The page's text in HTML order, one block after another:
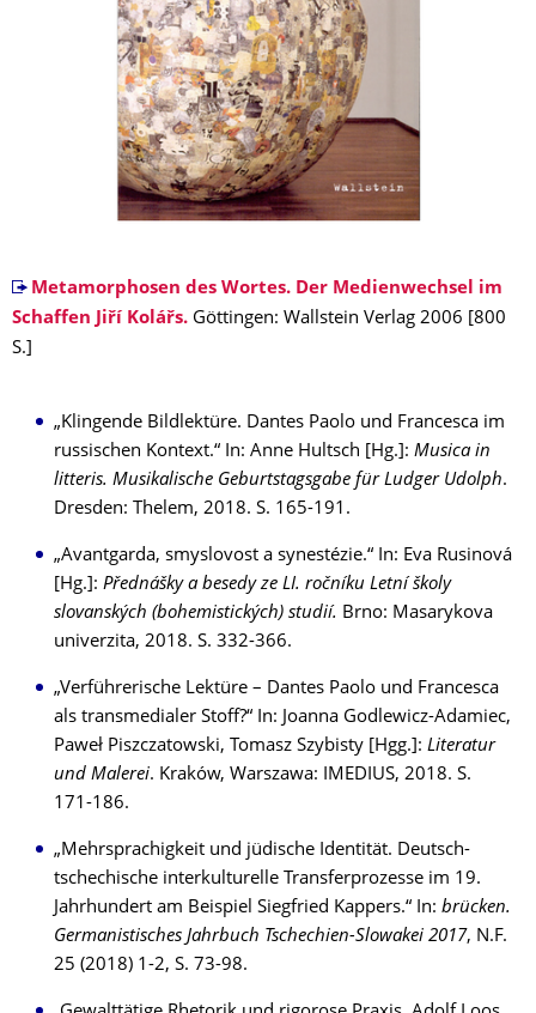
Metamorphosen des Wortes. Der Medienwechsel im
Schaffen Jiří Kolářs. Göttingen: Wallstein Verlag 2006 [800
S.]
„Klingende Bildlektüre. Dantes Paolo und Francesca im
russischen Kontext.“ In: Anne Hultsch [Hg.]: Musica in
litteris. Musikalische Geburtstagsgabe für Ludger Udolph.
Dresden: Thelem, 2018. S. 165-191.
„Avantgarda, smyslovost a synestézie.“ In: Eva Rusinová
[Hg.]: Přednášky a besedy ze LI. ročníku Letní školy
slovanských (bohemistických) studií. Brno: Masarykova
univerzita, 2018. S. 332-366.
„Verführerische Lektüre – Dantes Paolo und Francesca
als transmedialer Stoff?“ In: Joanna Godlewicz-Adamiec,
Paweł Piszczatowski, Tomasz Szybisty [Hgg.]: Literatur
und Malerei. Kraków, Warszawa: IMEDIUS, 2018. S.
171-186.
„Mehrsprachigkeit und jüdische Identität. Deutsch-
tschechische interkulturelle Transferprozesse im 19.
Jahrhundert am Beispiel Siegfried Kappers.“ In: brücken.
Germanistisches Jahrbuch Tschechien-Slowakei 2017, N.F.
25 (2018) 1-2, S. 73-98.